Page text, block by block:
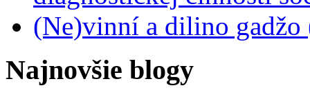
(Ne)vinní a dilino gadžo
Najnovšie blogy